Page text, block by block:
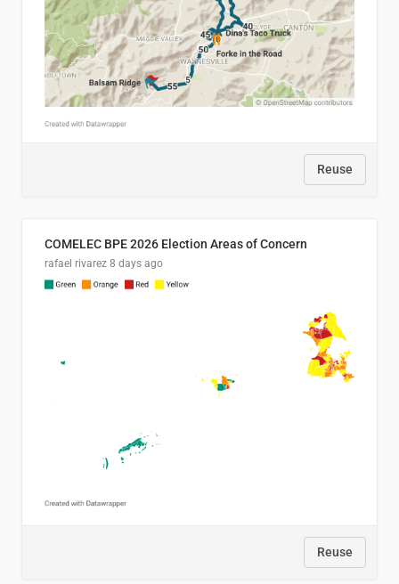
Reuse
COMELEC BPE 2026 Election Areas of Concern
rafael rivarez 8 days ago
Reuse